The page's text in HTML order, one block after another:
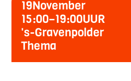
19November
15:00–19:00UUR
's-Gravenpolder
Thema